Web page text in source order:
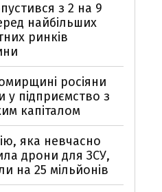
з 2 на 9
найбільших
ринків
росіяни
у підприємство з
капіталом
яка невчасно
дрони для ЗСУ,
на 25 мільйонів